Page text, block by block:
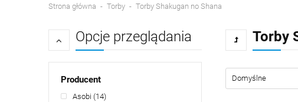
Strona główna Torby Torby Shakugan no Shana
Opcje przeglądania
Producent
Asobi (14)
Torby